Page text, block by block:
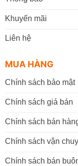
Khuyến mãi
Liên hệ
MUA HÀNG
Chính sách bảo mật
Chính sách giá bán
Chính sách bán
Chính sách vận
Chính sách bán